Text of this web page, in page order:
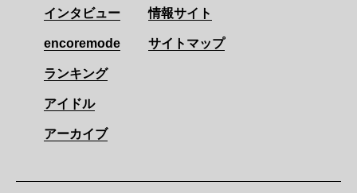
インタビュー
encoremode
ランキング
アイドル
アーカイブ
情報サイト
サイトマップ